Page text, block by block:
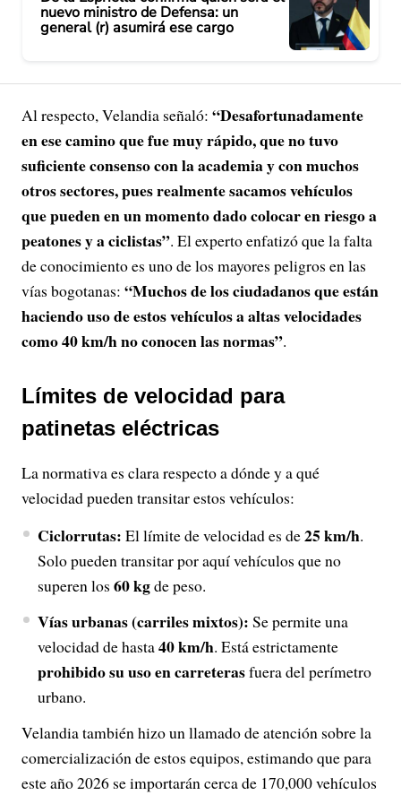
nuevo ministro de Defensa: un
general (r) asumirá ese cargo
Al respecto, Velandia señaló: “Desafortunadamente
en ese camino que fue muy rápido, que no tuvo
suficiente consenso con la academia y con muchos
otros sectores, pues realmente sacamos vehículos
que pueden en un momento dado colocar en riesgo a
peatones y a ciclistas”. El experto enfatizó que la falta
de conocimiento es uno de los mayores peligros en las
vías bogotanas: “Muchos de los ciudadanos que están
haciendo uso de estos vehículos a altas velocidades
como 40 km/h no conocen las normas”.
Límites de velocidad para
patinetas eléctricas
La normativa es clara respecto a dónde y a qué
velocidad pueden transitar estos vehículos:
Ciclorrutas: El límite de velocidad es de25 km/h.
Solo pueden transitar por aquí vehículos que no
superen los 60 kgde peso.
Vías urbanas (carriles mixtos): Se permite una
velocidad de hasta40 km/h. Está estrictamente
prohibido su uso en carreterasfuera del perímetro
urbano.
Velandia también hizo un llamado de atención sobre la
comercialización de estos equipos, estimando que para
este año 2026 se importarán cerca de 170,000 vehículos